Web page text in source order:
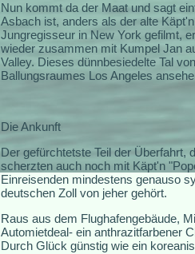
Nun kommt da der Maat und sagt
Asbach ist, anders als der alte
Jungregisseur in New York gefilmt,
wieder zusammen mit Kumpel Jan
Valley. Dieses dünnbesiedelte Tal
Ballungsraumes Los Angeles
Die Ankunft
Der gefürchtetste Teil der Überfahrt,
scherzten auch noch mit Käpt'n
Einreisenden mindestens genauso
deutschen Zoll von jeher gehört.
Raus aus dem Flughafengebäude,
Automietdeal- ein anthrazitfarbener
Durch Glück günstig wie ein